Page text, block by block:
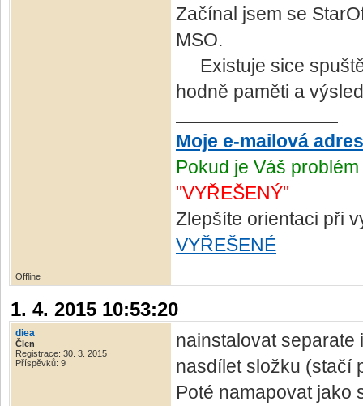
Začínal jsem se
MSO.
Existuje sice
hodně paměti a
Moje e-mailová
Pokud je Váš
"VYŘEŠENÝ"
Zlepšíte orientaci při
VYŘEŠENÉ
Offline
1. 4. 2015 10:53:20
diea
Člen
Registrace: 30. 3. 2015
Příspěvků: 9
nainstalovat separate
nasdílet složku (stačí
Poté namapovat jako